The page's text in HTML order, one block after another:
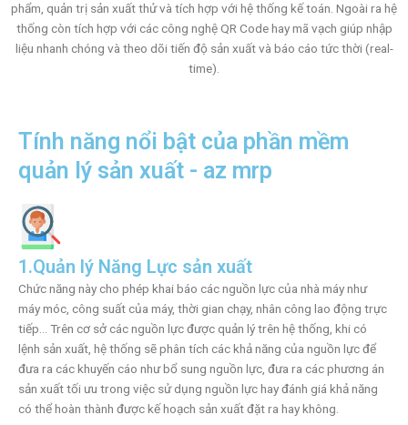
phẩm, quản trị sản xuất thử và tích hợp với hệ thống kế toán. Ngoài ra hệ
thống còn tích hợp với các công nghệ QR Code hay mã vạch giúp nhập
liệu nhanh chóng và theo dõi tiến độ sản xuất và báo cáo tức thời (real-
time).
Tính năng nổi bật của phần mềm
quản lý sản xuất - az mrp
1.Quản lý Năng Lực sản xuất
Chức năng này cho phép khai báo các nguồn lực của nhà máy như
máy móc, công suất của máy, thời gian chạy, nhân công lao động trực
tiếp… Trên cơ sở các nguồn lực được quản lý trên hệ thống, khi có
lệnh sản xuất, hệ thống sẽ phân tích các khả năng của nguồn lực để
đưa ra các khuyến cáo như bổ sung nguồn lực, đưa ra các phương án
sản xuất tối ưu trong việc sử dụng nguồn lực hay đánh giá khả năng
có thể hoàn thành được kế hoạch sản xuất đặt ra hay không.